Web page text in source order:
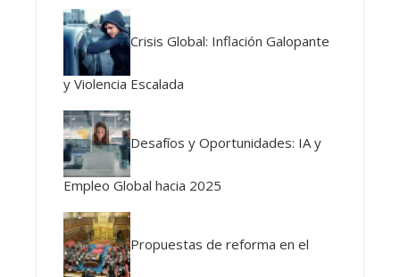
Crisis Global: Inflación Galopante
y Violencia Escalada
Desafíos y Oportunidades: IA y
Empleo Global hacia 2025
Propuestas de reforma en el